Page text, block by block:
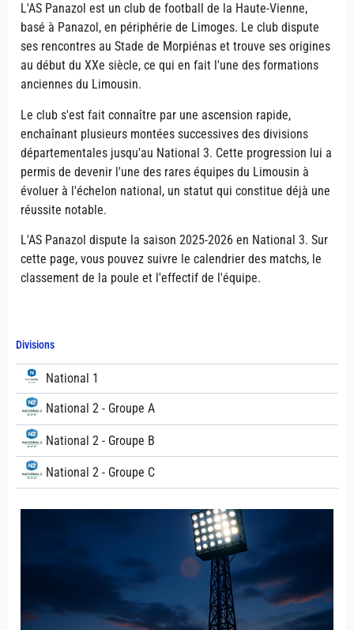
Divisions
National 1
National 2 - Groupe A
National 2 - Groupe B
National 2 - Groupe C
L'AS Panazol est un club de football de la Haute-Vienne,
basé à Panazol, en périphérie de Limoges. Le club dispute
ses rencontres au Stade de Morpiénas et trouve ses origines
au début du XXe siècle, ce qui en fait l'une des formations
anciennes du Limousin.
Le club s'est fait connaître par une ascension rapide,
enchaînant plusieurs montées successives des divisions
départementales jusqu'au National 3. Cette progression lui a
permis de devenir l'une des rares équipes du Limousin à
évoluer à l'échelon national, un statut qui constitue déjà une
réussite notable.
L'AS Panazol dispute la saison 2025-2026 en National 3. Sur
cette page, vous pouvez suivre le calendrier des matchs, le
classement de la poule et l'effectif de l'équipe.